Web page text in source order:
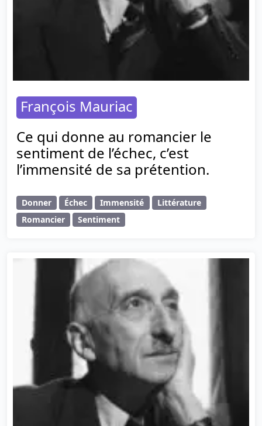
François Mauriac
Ce qui donne au romancier le
sentiment de l’échec, c’est
l’immensité de sa prétention.
Donner Échec Immensité
Littérature
Romancier
Sentiment